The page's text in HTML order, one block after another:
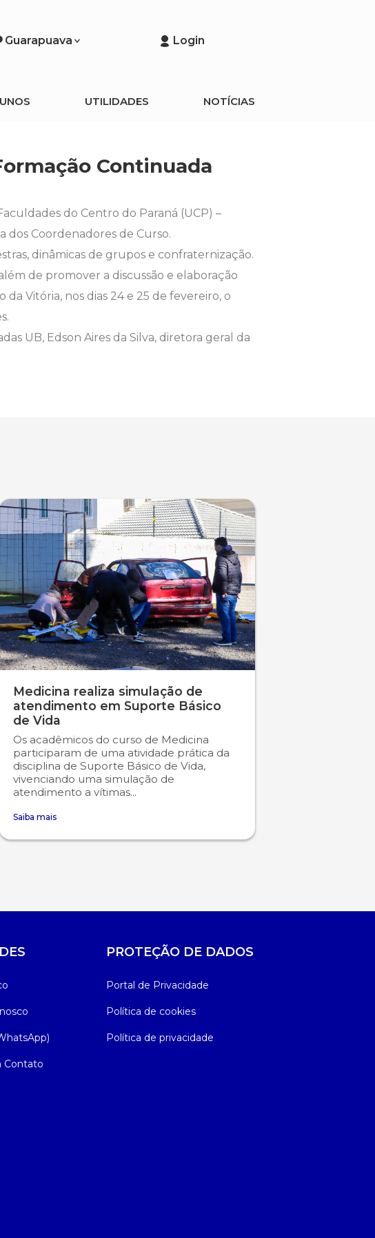
Guarapuava Login
UTILIDADES NOTÍCIAS
Continuada
do Centro do Paraná (UCP) –
dos Coordenadores de Curso.
dinâmicas de grupos e confraternização.
de promover a discussão e elaboração
Vitória, nos dias 24 e 25 de fevereiro, o
UB, Edson Aires da Silva, diretora geral da
Medicina realiza simulação de
atendimento em Suporte Básico
de Vida
Os acadêmicos do curso de Medicina
participaram de uma atividade prática da
disciplina de Suporte Básico de Vida,
vivenciando uma simulação de
atendimento a vítimas...
Saiba mais
Contato
PROTEÇÃO DE DADOS
Portal de Privacidade
Política de cookies
Política de privacidade